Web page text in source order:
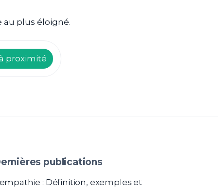
plus éloigné.
proximité
publications
: Définition, exemples et